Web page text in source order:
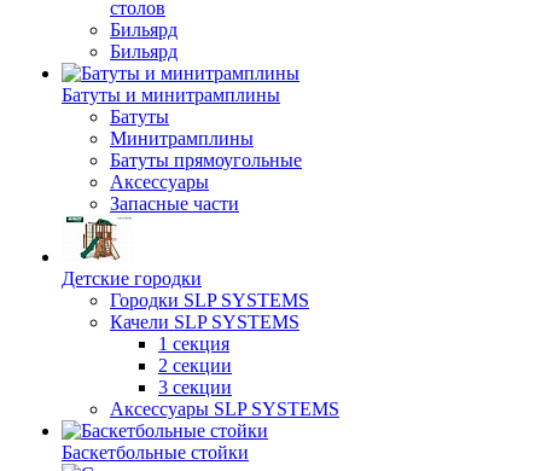
столов
Бильяpд
Бильяpд
Батуты и минитрамплины
Батуты
Минитрамплины
Батуты прямоугольные
Аксессуары
Запасные части
Детские городки
Городки SLP SYSTEMS
Качели SLP SYSTEMS
1 секция
2 секции
3 секции
Аксессуары SLP SYSTEMS
Баскетбольные стойки